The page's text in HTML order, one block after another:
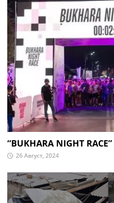
“BUKHARA NIGHT
26 Август, 2024